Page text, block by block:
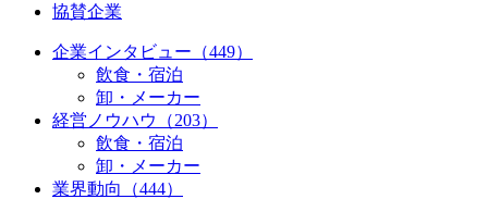
協賛企業
企業インタビュー（449）
飲食・宿泊
卸・メーカー
経営ノウハウ（203）
飲食・宿泊
卸・メーカー
業界動向（444）